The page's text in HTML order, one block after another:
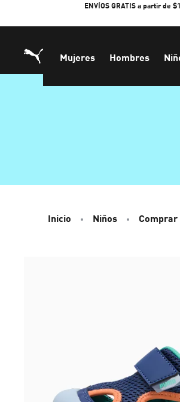
ENVÍOS GRATIS a partir de
Mujeres Hombres
Inicio Niños Comprar